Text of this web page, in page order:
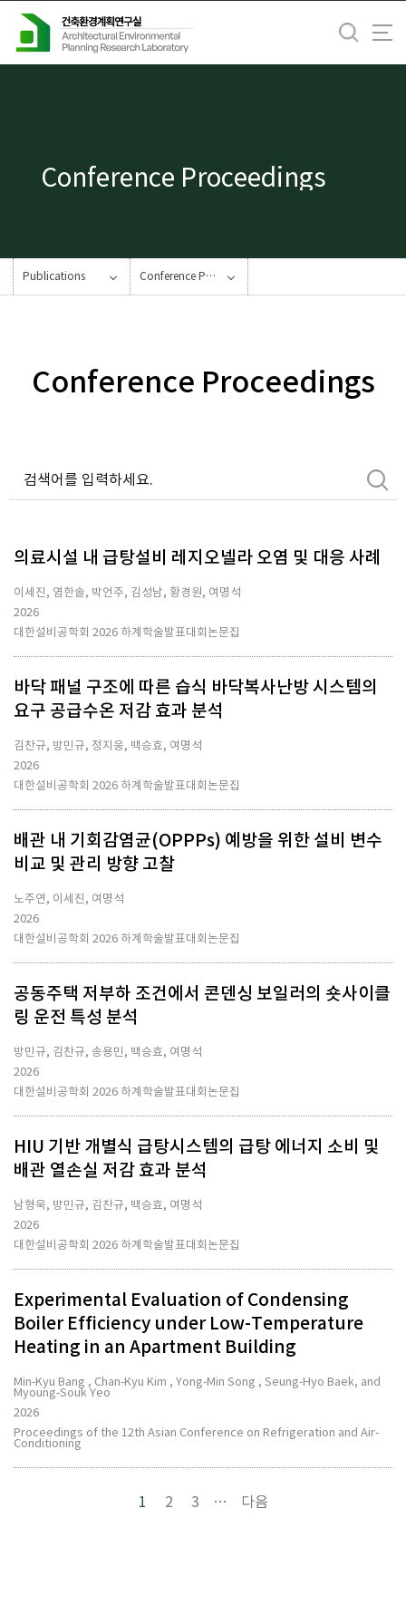
Conference Proceedings
Publications Conference Proceedings
Conference Proceedings
의료시설 내 급탕설비 레지오넬라 오염 및 대응 사례
이세진, 염한솔, 박언주, 김성남, 황경원, 여명석
2026
대한설비공학회 2026 하계학술발표대회논문집
바닥 패널 구조에 따른 습식 바닥복사난방 시스템의
요구 공급수온 저감 효과 분석
김찬규, 방민규, 정지웅, 백승효, 여명석
2026
대한설비공학회 2026 하계학술발표대회논문집
배관 내 기회감염균(OPPPs) 예방을 위한 설비 변수
비교 및 관리 방향 고찰
노주연, 이세진, 여명석
2026
대한설비공학회 2026 하계학술발표대회논문집
공동주택 저부하 조건에서 콘덴싱 보일러의 숏사이클
링 운전 특성 분석
방민규, 김찬규, 송용민, 백승효, 여명석
2026
대한설비공학회 2026 하계학술발표대회논문집
HIU 기반 개별식 급탕시스템의 급탕 에너지 소비 및
배관 열손실 저감 효과 분석
남형욱, 방민규, 김찬규, 백승효, 여명석
2026
대한설비공학회 2026 하계학술발표대회논문집
Experimental Evaluation of Condensing
Boiler Efficiency under Low-Temperature
Heating in an Apartment Building
Min-Kyu Bang , Chan-Kyu Kim , Yong-Min Song , Seung-Hyo Baek, and
Myoung-Souk Yeo
2026
Proceedings of the 12th Asian Conference on Refrigeration and Air-
Conditioning
1 2 3 … 다음